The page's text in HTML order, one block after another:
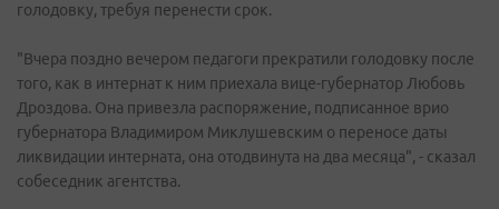
голодовку, требуя перенести срок.
"Вчера поздно вечером педагоги прекратили голодовку после
того, как в интернат к ним приехала вице-губернатор Любовь
Дроздова. Она привезла распоряжение, подписанное врио
губернатора Владимиром Миклушевским о переносе даты
ликвидации интерната, она отодвинута на два месяца", - сказал
собеседник агентства.